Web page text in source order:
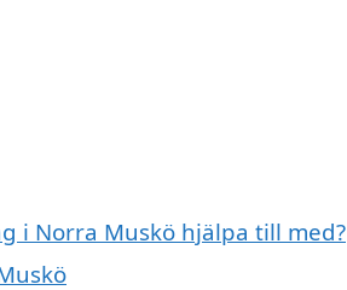
i Norra Muskö hjälpa till med?